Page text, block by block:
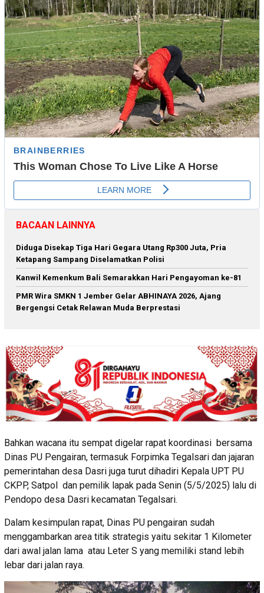
BACAAN LAINNYA
Diduga Disekap Tiga Hari Gegara Utang Rp300 Juta, Pria
Ketapang Sampang Diselamatkan Polisi
Kanwil Kemenkum Bali Semarakkan Hari Pengayoman ke-81
PMR Wira SMKN 1 Jember Gelar ABHINAYA 2026, Ajang
Bergengsi Cetak Relawan Muda Berprestasi
Bahkan wacana itu sempat digelar rapat koordinasi bersama
Dinas PU Pengairan, termasuk Forpimka Tegalsari dan jajaran
pemerintahan desa Dasri juga turut dihadiri Kepala UPT PU
CKPP, Satpol dan pemilik lapak pada Senin (5/5/2025) lalu di
Pendopo desa Dasri kecamatan Tegalsari.
Dalam kesimpulan rapat, Dinas PU pengairan sudah
menggambarkan area titik strategis yaitu sekitar 1 Kilometer
dari awal jalan lama atau Leter S yang memiliki stand lebih
lebar dari jalan raya.